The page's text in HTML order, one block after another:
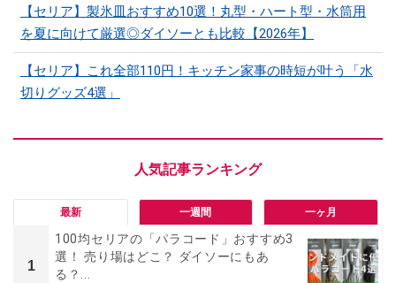
【セリア】製氷皿おすすめ10選！丸型・ハート型・水筒用
を夏に向けて厳選◎ダイソーとも比較【2026年】
【セリア】これ全部110円！キッチン家事の時短が叶う「水
切りグッズ4選」
最新 一週間 一ヶ月
1
100均セリアの「パラコード」おすすめ3
選！ 売り場はどこ？ ダイソーにもあ
る？...